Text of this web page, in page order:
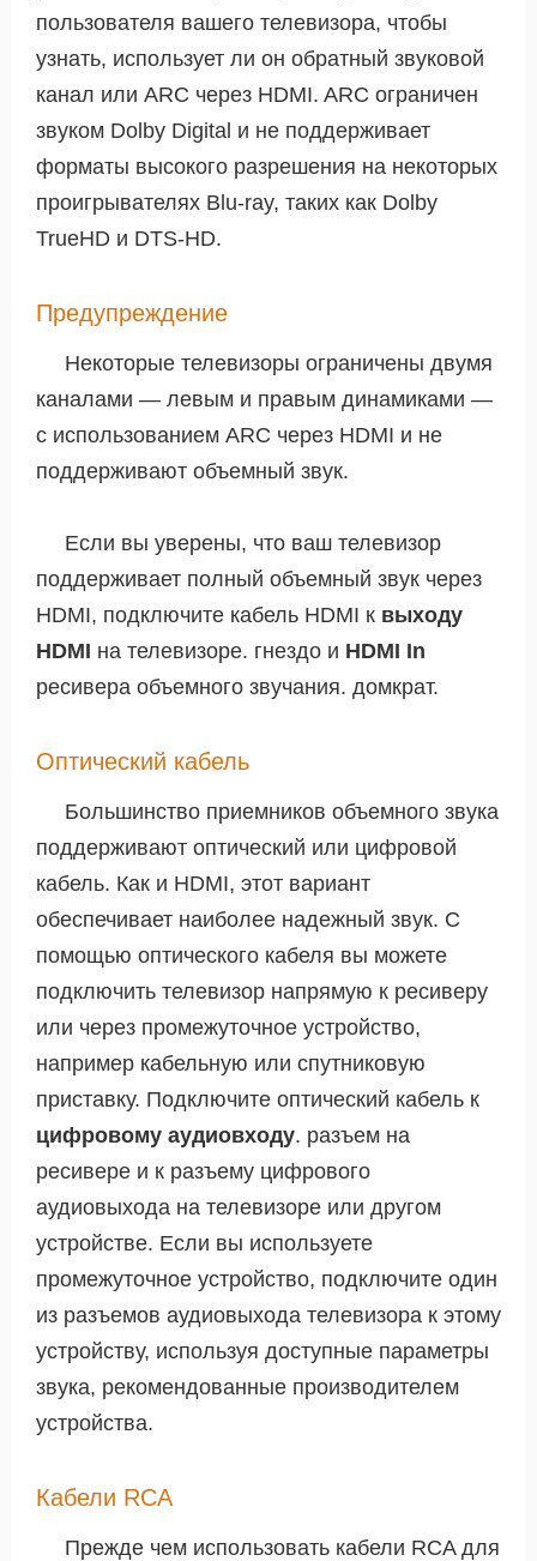
пользователя вашего телевизора, чтобы
узнать, использует ли он обратный звуковой
канал или ARC через HDMI. ARC ограничен
звуком Dolby Digital и не поддерживает
форматы высокого разрешения на некоторых
проигрывателях Blu-ray, таких как Dolby
TrueHD и DTS-HD.
Предупреждение
Некоторые телевизоры ограничены двумя
каналами — левым и правым динамиками —
с использованием ARC через HDMI и не
поддерживают объемный звук.
Если вы уверены, что ваш телевизор
поддерживает полный объемный звук через
HDMI, подключите кабель HDMI к выходу
HDMI на телевизоре. гнездо и HDMI In
ресивера объемного звучания. домкрат.
Оптический кабель
Большинство приемников объемного звука
поддерживают оптический или цифровой
кабель. Как и HDMI, этот вариант
обеспечивает наиболее надежный звук. С
помощью оптического кабеля вы можете
подключить телевизор напрямую к ресиверу
или через промежуточное устройство,
например кабельную или спутниковую
приставку. Подключите оптический кабель к
цифровому аудиовходу. разъем на
ресивере и к разъему цифрового
аудиовыхода на телевизоре или другом
устройстве. Если вы используете
промежуточное устройство, подключите один
из разъемов аудиовыхода телевизора к этому
устройству, используя доступные параметры
звука, рекомендованные производителем
устройства.
Кабели RCA
Прежде чем использовать кабели RCA для